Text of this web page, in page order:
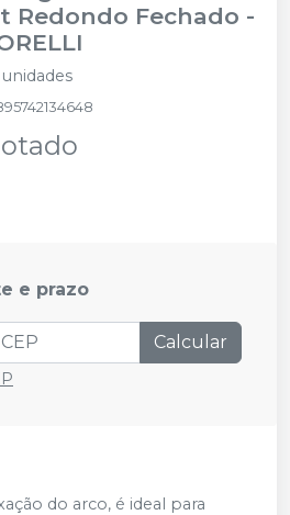
Redondo Fechado -
e prazo
Calcular
do arco, é ideal para